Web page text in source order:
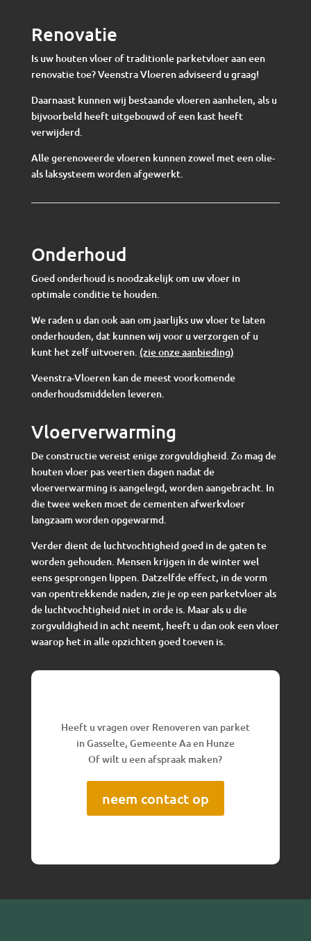
Renovatie
Is uw houten vloer of traditionle parketvloer aan een
renovatie toe? Veenstra Vloeren adviseerd u graag!
Daarnaast kunnen wij bestaande vloeren aanhelen, als u
bijvoorbeld heeft uitgebouwd of een kast heeft
verwijderd.
Alle gerenoveerde vloeren kunnen zowel met een olie-
als laksysteem worden afgewerkt.
Onderhoud
Goed onderhoud is noodzakelijk om uw vloer in
optimale conditie te houden.
We raden u dan ook aan om jaarlijks uw vloer te laten
onderhouden, dat kunnen wij voor u verzorgen of u
kunt het zelf uitvoeren. (zie onze aanbieding)
Veenstra-Vloeren kan de meest voorkomende
onderhoudsmiddelen leveren.
Vloerverwarming
De constructie vereist enige zorgvuldigheid. Zo mag de
houten vloer pas veertien dagen nadat de
vloerverwarming is aangelegd, worden aangebracht. In
die twee weken moet de cementen afwerkvloer
langzaam worden opgewarmd.
Verder dient de luchtvochtigheid goed in de gaten te
worden gehouden. Mensen krijgen in de winter wel
eens gesprongen lippen. Datzelfde effect, in de vorm
van opentrekkende naden, zie je op een parketvloer als
de luchtvochtigheid niet in orde is. Maar als u die
zorgvuldigheid in acht neemt, heeft u dan ook een vloer
waarop het in alle opzichten goed toeven is.
Heeft u vragen over Renoveren van parket
in Gasselte, Gemeente Aa en Hunze
Of wilt u een afspraak maken?
neem contact op